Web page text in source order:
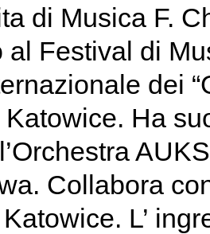
di Musica F.
al Festival di
dei
Katowice. Ha
Collabora
Katowice. L’